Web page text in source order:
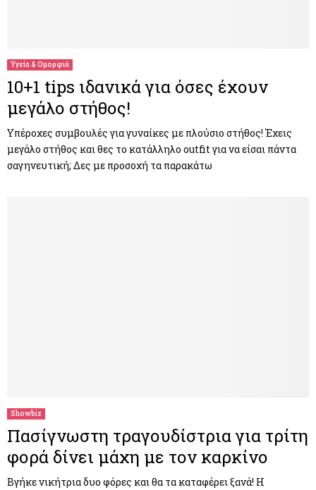
Υγεία & Ομορφιά
10+1 tips ιδανικά για όσες έχουν
μεγάλο στήθος!
Υπέροχες συμβουλές για γυναίκες με πλούσιο στήθος! Έχεις
μεγάλο στήθος και θες το κατάλληλο outfit για να είσαι πάντα
σαγηνευτική; Δες με προσοχή τα παρακάτω
Showbiz
Πασίγνωστη τραγουδίστρια για τρίτη
φορά δίνει μάχη με τον καρκίνο
Βγήκε νικήτρια δυο φόρες και θα τα καταφέρει ξανά! Η